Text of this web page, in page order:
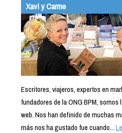
Xavi y Carme
Escritores, viajeros, expertos en
fundadores de la ONG BPM,
web. Nos han definido de muchas
más nos ha gustado fue cuando...